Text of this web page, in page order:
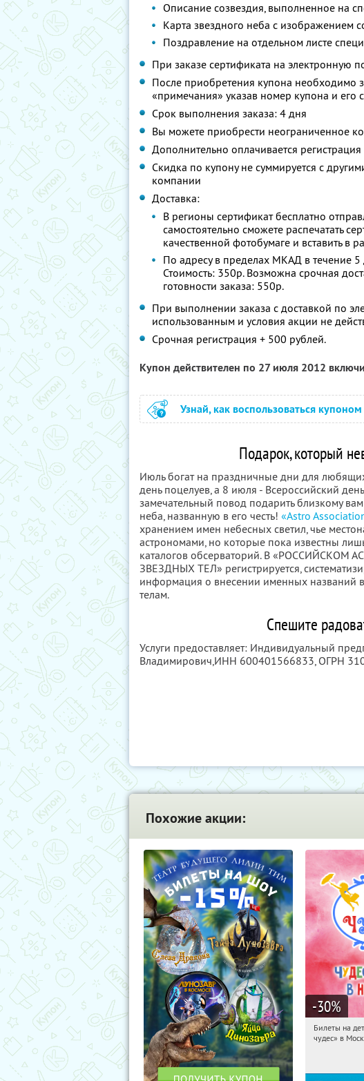
Описание созвездия, выполненное на
Карта звездного неба с изображением
Поздравление на отдельном листе
При заказе сертификата на электронную
После приобретения купона необходимо
«примечания» указав номер купона и его
Срок выполнения заказа: 4 дня
Вы можете приобрести неограниченное
Дополнительно оплачивается
Скидка по купону не суммируется с
компании
Доставка:
В регионы сертификат бесплатно
самостоятельно сможете распечатать
качественной фотобумаге и вставить в
По адресу в пределах МКАД в течение 5
Стоимость: 350р. Возможна срочная
готовности заказа: 550р.
При выполнении заказа с доставкой по
использованным и условия акции не
Срочная регистрация + 500 рублей.
Купон действителен по 27 июля 2012
Узнай, как воспользоваться купоном
Подарок, который
Июль богат на праздничные дни для
день поцелуев, а 8 июля - Всероссийский
замечательный повод подарить близкому
неба, названную в его честь! «Astro
хранением имен небесных светил, чье
астрономами, но которые пока известны
каталогов обсерваторий. В
ЗВЕЗДНЫХ ТЕЛ» регистрируется,
информация о внесении именных названий
телам.
Спешите
Услуги предоставляет: Индивидуальный
Владимирович,ИНН 600401566833, ОГРН
Похожие акции:
-30%
11:42:52
Билеты на
чудес» в